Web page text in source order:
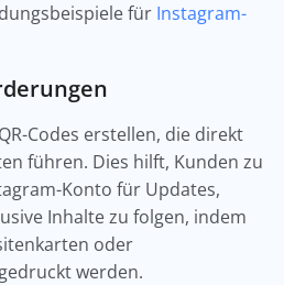
für Instagram-
Codes erstellen, die direkt
führen. Dies hilft, Kunden zu
Konto für Updates,
Inhalte zu folgen, indem
oder
werden.